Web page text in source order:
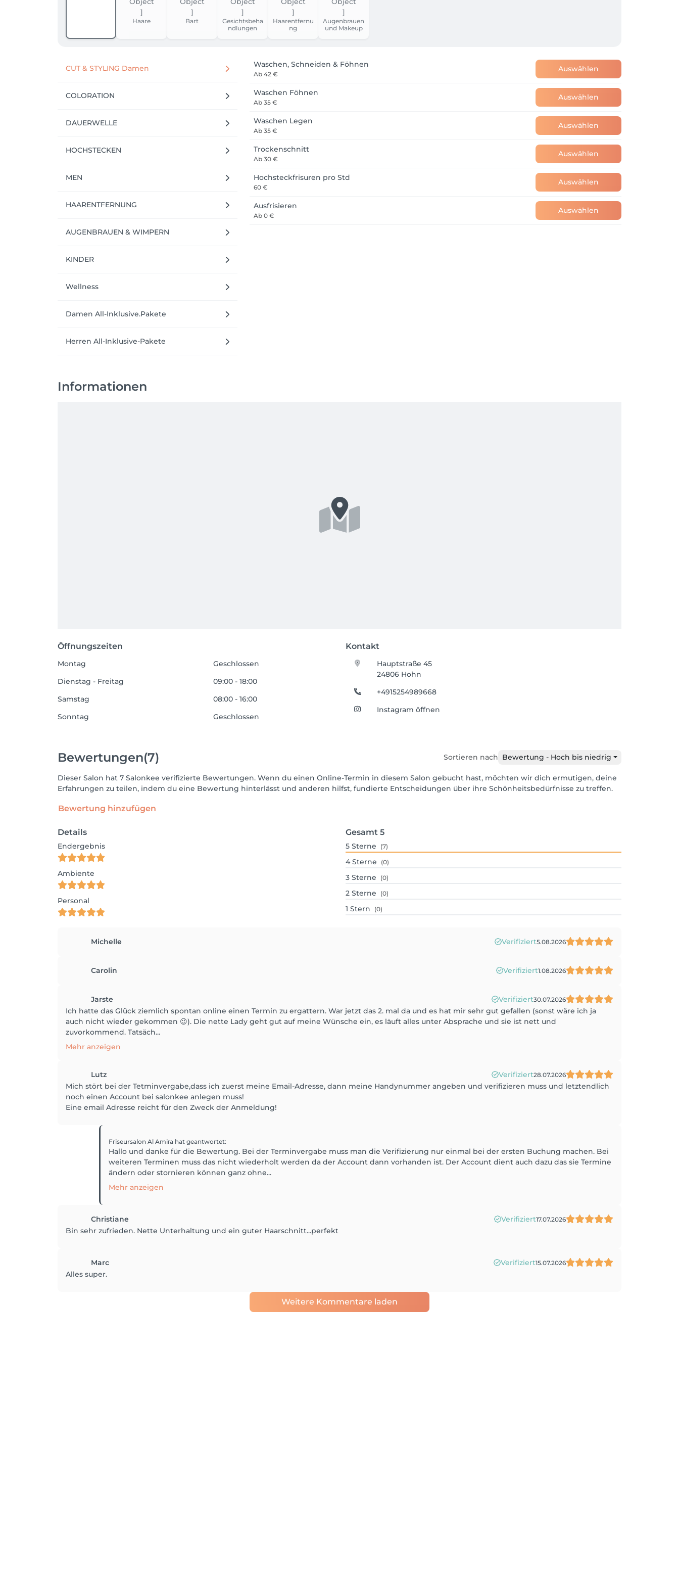
Haare Bart
Gesichtsbeha
ndlungen
Haarentfernu
ng
Augenbrauen
und Makeup
CUT & STYLING Damen
COLORATION
DAUERWELLE
HOCHSTECKEN
MEN
HAARENTFERNUNG
AUGENBRAUEN & WIMPERN
KINDER
Wellness
Damen All-Inklusive.Pakete
Herren All-Inklusive-Pakete
Waschen, Schneiden & Föhnen
Ab 42 €
Auswählen
Waschen Föhnen
Ab 35 €
Auswählen
Waschen Legen
Ab 35 €
Auswählen
Trockenschnitt
Ab 30 €
Auswählen
Hochsteckfrisuren pro Std
60 €
Auswählen
Ausfrisieren
Ab 0 €
Auswählen
Informationen
Öffnungszeiten Kontakt
Montag
Geschlossen
Dienstag - Freitag
09:00 - 18:00
Samstag
08:00 - 16:00
Sonntag
Geschlossen
Hauptstraße 45
24806 Hohn
+4915254989668
Instagram öffnen
Bewertungen(7) Sortieren nach Bewertung - Hoch bis niedrig
Dieser Salon hat 7 Salonkee verifizierte Bewertungen. Wenn du einen Online-Termin in diesem Salon gebucht hast, möchten wir dich ermutigen, deine
Erfahrungen zu teilen, indem du eine Bewertung hinterlässt und anderen hilfst, fundierte Entscheidungen über ihre Schönheitsbedürfnisse zu treffen.
Bewertung hinzufügen
Details
Endergebnis
Ambiente
Personal
Gesamt 5
5 Sterne (7)
4 Sterne (0)
3 Sterne (0)
2 Sterne (0)
1 Stern (0)
Michelle Verifiziert5.08.2026
Carolin Verifiziert1.08.2026
Jarste Verifiziert30.07.2026
Ich hatte das Glück ziemlich spontan online einen Termin zu ergattern. War jetzt das 2. mal da und es hat mir sehr gut gefallen (sonst wäre ich ja
auch nicht wieder gekommen 😉). Die nette Lady geht gut auf meine Wünsche ein, es läuft alles unter Absprache und sie ist nett und
zuvorkommend. Tatsäch...
Mehr anzeigen
Lutz Verifiziert28.07.2026
Mich stört bei der Tetminvergabe,dass ich zuerst meine Email-Adresse, dann meine Handynummer angeben und verifizieren muss und letztendlich
noch einen Account bei salonkee anlegen muss!
Eine email Adresse reicht für den Zweck der Anmeldung!
Friseursalon Al Amira hat geantwortet:
Hallo und danke für die Bewertung. Bei der Terminvergabe muss man die Verifizierung nur einmal bei der ersten Buchung machen. Bei
weiteren Terminen muss das nicht wiederholt werden da der Account dann vorhanden ist. Der Account dient auch dazu das sie Termine
ändern oder stornieren können ganz ohne...
Mehr anzeigen
Christiane Verifiziert17.07.2026
Bin sehr zufrieden. Nette Unterhaltung und ein guter Haarschnitt...perfekt
Marc Verifiziert15.07.2026
Alles super.
Weitere Kommentare laden